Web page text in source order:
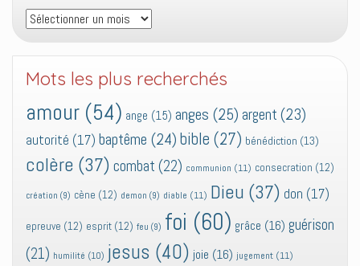
Archives
Mots les plus recherchés
amour (54) ange (15) anges (25) argent (23)
autorité (17) baptême (24) bible (27) bénédiction (13)
colère (37) combat (22) communion (11) consecration (12)
création (9) cène (12) demon (9) diable (11) Dieu (37) don (17)
epreuve (12) esprit (12) feu (9) foi (60) grâce (16) guérison
(21) humilité (10) jesus (40) joie (16) jugement (11)